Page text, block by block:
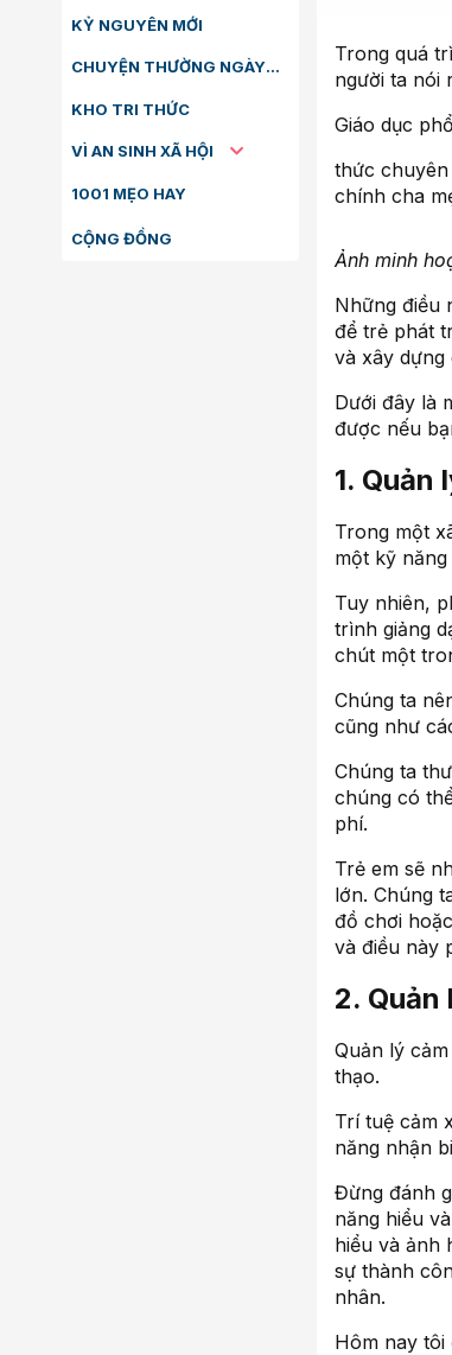
KỶ NGUYÊN MỚI
CHUYỆN THƯỜNG NGÀY
KHO TRI THỨC
VÌ AN SINH XÃ HỘI
1001 MẸO HAY
CỘNG ĐỒNG
Trong quá
người ta nói
Giáo dục
thức
chính cha
Ảnh minh
Những điều
để trẻ phát
và xây dựng
Dưới đây là
được nếu
1. Quản
Trong một
một kỹ
Tuy nhiên,
trình giảng
chút một
Chúng ta
cũng như
Chúng ta
chúng có
phí.
Trẻ em sẽ
lớn. Chúng
đồ chơi
và điều này
2. Quản
Quản lý
thạo.
Trí tuệ cảm
năng nhận
Đừng đánh
năng hiểu
hiểu và ảnh
sự thành
nhân.
Hôm nay